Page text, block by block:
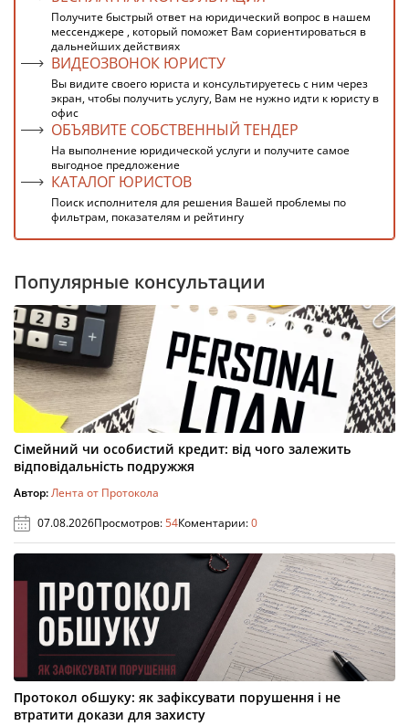
Получите быстрый ответ на юридический вопрос в нашем
мессенджере , который поможет Вам сориентироваться в
дальнейших действиях
ВИДЕОЗВОНОК ЮРИСТУ
Вы видите своего юриста и консультируетесь с ним через
экран, чтобы получить услугу, Вам не нужно идти к юристу в
офис
ОБЪЯВИТЕ СОБСТВЕННЫЙ ТЕНДЕР
На выполнение юридической услуги и получите самое
выгодное предложение
КАТАЛОГ ЮРИСТОВ
Поиск исполнителя для решения Вашей проблемы по
фильтрам, показателям и рейтингу
Популярные консультации
Сімейний чи особистий кредит: від чого залежить
відповідальність подружжя
Автор:Лента от Протокола
07.08.2026Просмотров:54Коментарии:0
Протокол обшуку: як зафіксувати порушення і не
втратити докази для захисту